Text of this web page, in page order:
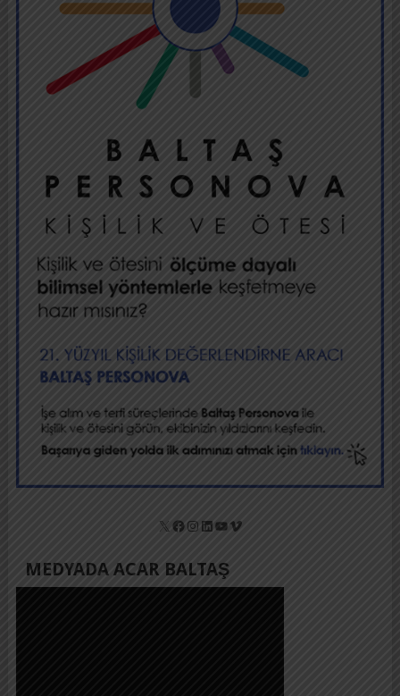
X Facebook
Instagram
LinkedIn
YouTube
Vimeo
MEDYADA ACAR BALTAŞ